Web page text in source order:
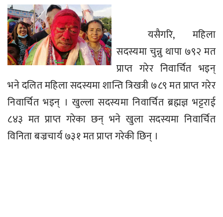
यसैगरि, महिला
सदस्यमा चुन्नु थापा ७९२ मत
प्राप्त गरेर निवार्चित भइन्
भने दलित महिला सदस्यमा शान्ति त्रिखत्री ७८९ मत प्राप्त गरेर
निवार्चित भइन् । खुल्ला सदस्यमा निवार्चित ब्रह्मज्ञ भट्टराई
८४३ मत प्राप्त गरेका छन् भने खुला सदस्यमा निवार्चित
विनिता बज्रचार्य ७३१ मत प्राप्त गरेकी छिन् ।